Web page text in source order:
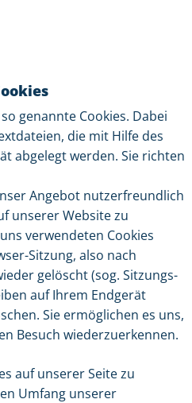
genannte Cookies. Dabei
die mit Hilfe des
abgelegt werden. Sie richten
Angebot nutzerfreundlich
unserer Website zu
verwendeten Cookies
Sitzung, also nach
gelöscht (sog. Sitzungs-
auf Ihrem Endgerät
Sie ermöglichen es uns,
Besuch wiederzuerkennen.
auf unserer Seite zu
Umfang unserer